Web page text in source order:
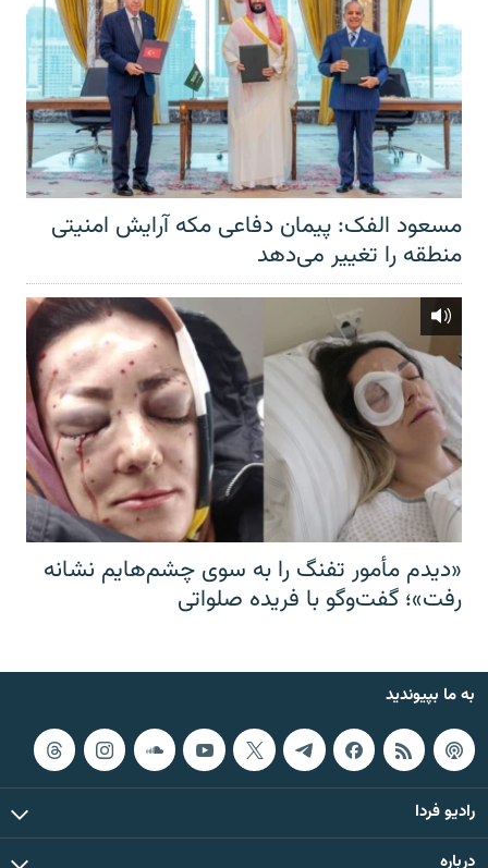
مسعود الفک: پیمان دفاعی مکه آرایش امنیتی
منطقه را تغییر می‌دهد
«دیدم مأمور تفنگ را به سوی چشم‌هایم نشانه
رفت»؛ گفت‌و‌گو با فریده صلواتی
به ما بپیوندید
رادیو فردا
درباره